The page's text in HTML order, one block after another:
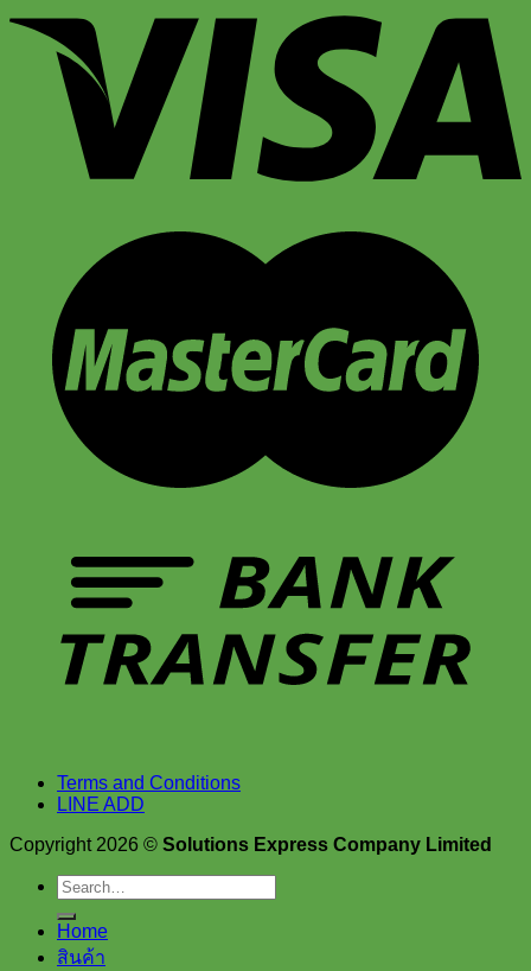
Terms and Conditions
LINE ADD
Copyright 2026 © Solutions Express Company Limited
Search
for:
Home
สินค้า